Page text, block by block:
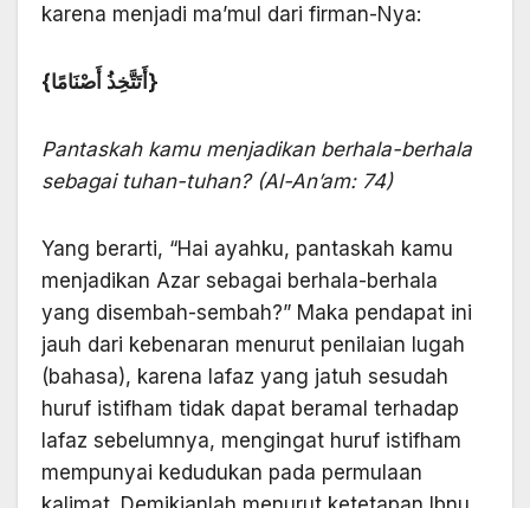
karena menjadi ma’mul dari firman-Nya:
{أَتَتَّخِذُ أَصْنَامًا}
Pantaskah kamu menjadikan berhala-berhala
sebagai tuhan-tuhan? (Al-An’am: 74)
Yang berarti, “Hai ayahku, pantaskah kamu
menjadikan Azar sebagai berhala-berhala
yang disembah-sembah?” Maka pendapat ini
jauh dari kebenaran menurut penilaian lugah
(bahasa), karena lafaz yang jatuh sesudah
huruf istifham tidak dapat beramal terhadap
lafaz sebelumnya, mengingat huruf istifham
mempunyai kedudukan pada permulaan